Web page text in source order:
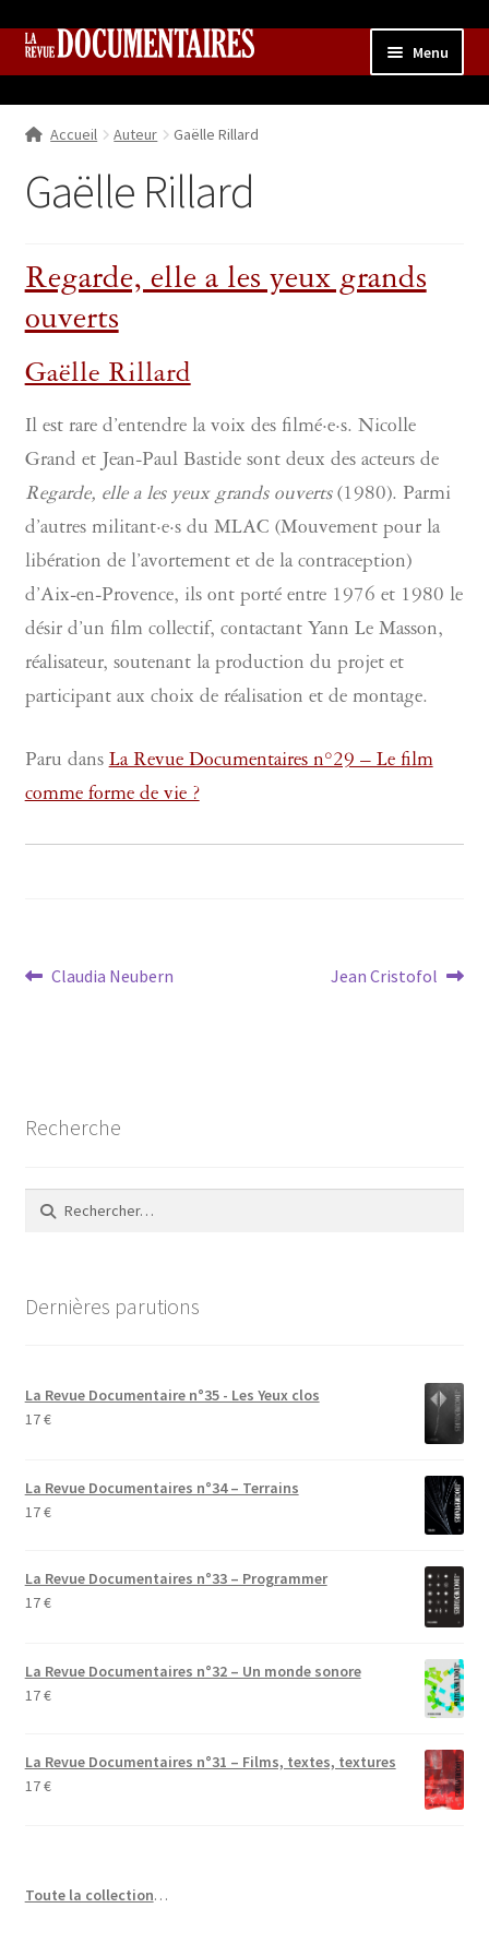
Aller
navigation
Aller
Menu
Qui sommes nous ?
Collection
menu
Boutique
Ouvrir
Accueil Auteur Gaëlle Rillard
Gaëlle Rillard
Regarde, elle a les yeux grands
ouverts
Gaëlle Rillard
Il est rare d’entendre la voix des filmé·e·s. Nicolle
Grand et Jean-Paul Bastide sont deux des acteurs de
Regarde, elle a les yeux grands ouverts(1980). Parmi
d’autres militant·e·s du MLAC (Mouvement pour la
libération de l’avortement et de la contraception)
d’Aix-en-Provence, ils ont porté entre 1976 et 1980 le
désir d’un film collectif, contactant Yann Le Masson,
réalisateur, soutenant la production du projet et
participant aux choix de réalisation et de montage.
Paru dansLa Revue Documentaires n°29 – Le film
comme forme de vie ?
Navigation
Article
Claudia Neubern
Article
Jean Cristofol
Recherche
Rechercher :
Dernières parutions
La Revue Documentaire n°35 - Les Yeux clos
17€
La Revue Documentaires n°34 – Terrains
17€
La Revue Documentaires n°33 – Programmer
17€
La Revue Documentaires n°32 – Un monde sonore
17€
La Revue Documentaires n°31 – Films, textes, textures
17€
Toute la collection…